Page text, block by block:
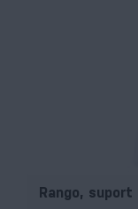
Rango,